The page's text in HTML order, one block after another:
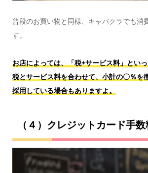
普段のお買い物と同様、キャバクラでも消
す。
お店によっては、「税+サービス料」とい
税とサービス料を合わせて、小計の〇％を
採用している場合もありますよ。
（４）クレジットカード手